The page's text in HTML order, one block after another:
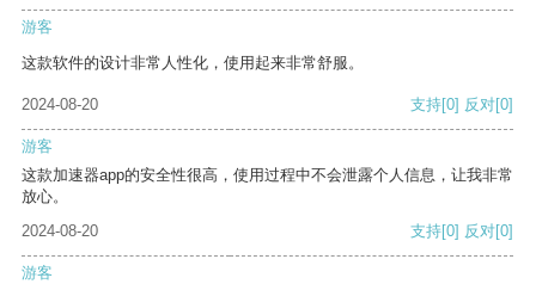
游客
这款软件的设计非常人性化，使用起来非常舒服。
2024-08-20 支持[0] 反对[0]
游客
这款加速器app的安全性很高，使用过程中不会泄露个人信息，让我非常
放心。
2024-08-20
支持[0] 反对[0]
游客